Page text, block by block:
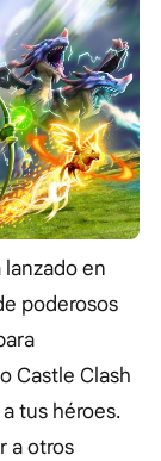
en
poderosos
Castle Clash
tus héroes.
a otros